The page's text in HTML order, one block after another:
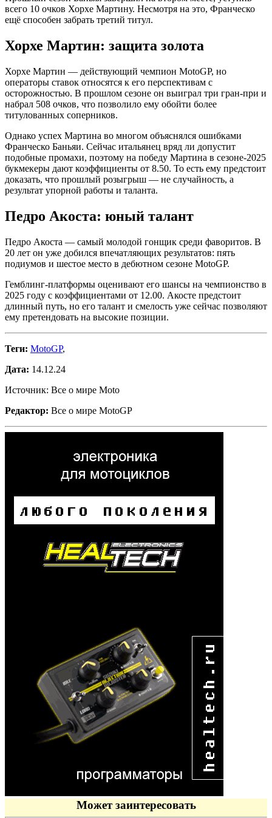
всего 10 очков Хорхе Мартину. Несмотря на это, Франческо
ещё способен забрать третий титул.
Хорхе Мартин: защита золота
Хорхе Мартин — действующий чемпион MotoGP, но
операторы ставок относятся к его перспективам с
осторожностью. В прошлом сезоне он выиграл три гран-при и
набрал 508 очков, что позволило ему обойти более
титулованных соперников.
Однако успех Мартина во многом объяснялся ошибками
Франческо Баньяи. Сейчас итальянец вряд ли допустит
подобные промахи, поэтому на победу Мартина в сезоне-2025
букмекеры дают коэффициенты от 8.50. То есть ему предстоит
доказать, что прошлый розыгрыш — не случайность, а
результат упорной работы и таланта.
Педро Акоста: юный талант
Педро Акоста — самый молодой гонщик среди фаворитов. В
20 лет он уже добился впечатляющих результатов: пять
подиумов и шестое место в дебютном сезоне MotoGP.
Гемблинг-платформы оценивают его шансы на чемпионство в
2025 году с коэффициентами от 12.00. Акосте предстоит
длинный путь, но его талант и смелость уже сейчас позволяют
ему претендовать на высокие позиции.
Теги: MotoGP,
Дата: 14.12.24
Источник: Все о мире Moto
Редактор: Все о мире MotoGP
Может заинтересовать